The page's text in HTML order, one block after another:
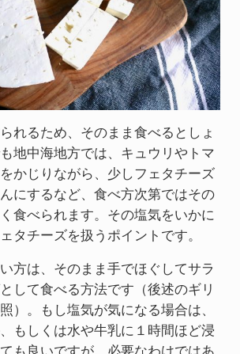
れるため、そのまま食べるとしょ
地中海地方では、キュウリやトマ
かじりながら、少しフェタチーズ
にするなど、食べ方次第ではその
食べられます。その塩気をいかに
タチーズを扱うポイントです。
方は、そのまま手でほぐしてサラ
して食べる方法です（後述のギリ
）。もし塩気が気になる場合は、
もしくは水や牛乳に１時間ほど浸